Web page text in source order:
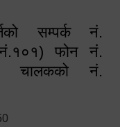
सम्पर्क नं.
फोन नं.
चालकको नं.